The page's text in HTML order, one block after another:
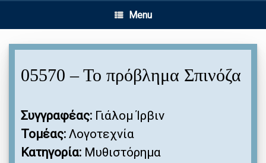
Menu
05570 – Το πρόβλημα Σπινόζα
Συγγραφέας: Γιάλομ Ίρβιν
Τομέας: Λογοτεχνία
Κατηγορία: Μυθιστόρημα